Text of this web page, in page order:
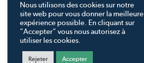
Nous utilisons des cookies sur notre
site web pour vous donner la meilleure
expérience possible. En cliquant sur
"Accepter" vous nous autorisez à
utiliser les cookies.
Rejeter Accepter